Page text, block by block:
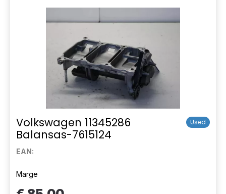
Volkswagen 11345286
Balansas-7615124
Used
EAN:
Marge